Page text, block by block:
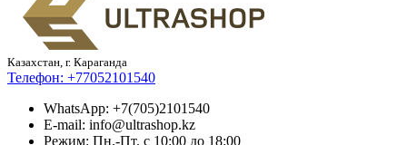
Казахстан, г. Караганда
Телефон: +77052101540
WhatsApp: +7(705)2101540
E-mail: info@ultrashop.kz
Режим: Пн.-Пт. с 10:00 до 18:00